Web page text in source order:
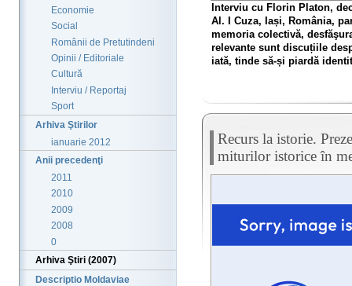
Economie
Social
Românii de Pretutindeni
Opinii / Editoriale
Cultură
Interviu / Reportaj
Sport
Arhiva Ştirilor
ianuarie 2012
Anii precedenţi
2011
2010
2009
2008
0
Arhiva Ştiri (2007)
Descriptio Moldaviae
Interviu cu Florin Platon,
Al. I Cuza, Iași, România,
memoria colectivă,
relevante sunt discuțiile
iată, tinde să-și piardă
Recurs la istorie.
miturilor istorice în